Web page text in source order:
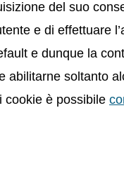
del suo
e di effettuare
e dunque la
abilitarne soltanto
cookie è possibile